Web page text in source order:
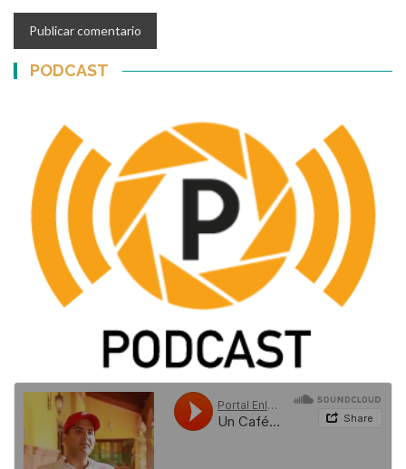
PODCAST